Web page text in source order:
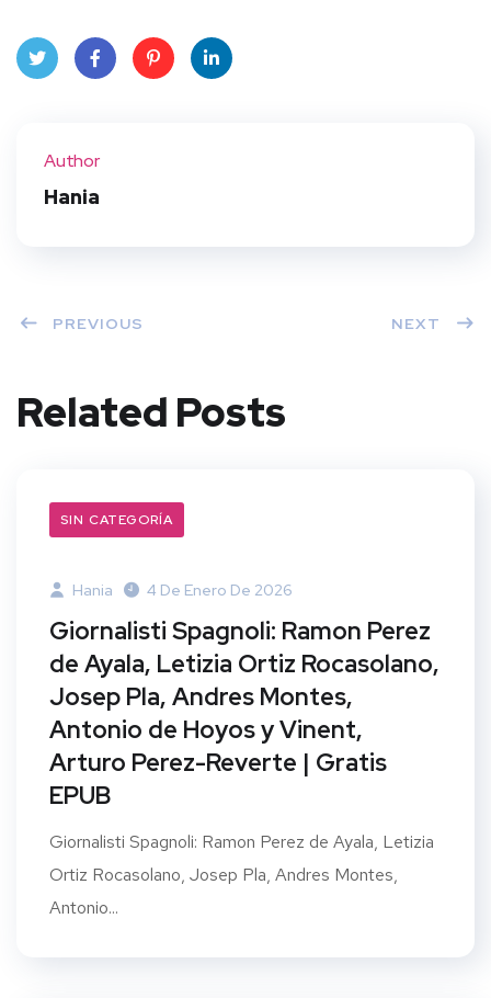
Author
Hania
PREVIOUS NEXT
Related Posts
SIN CATEGORÍA
Hania 4 De Enero De 2026
Giornalisti Spagnoli: Ramon Perez
de Ayala, Letizia Ortiz Rocasolano,
Josep Pla, Andres Montes,
Antonio de Hoyos y Vinent,
Arturo Perez-Reverte | Gratis
EPUB
Giornalisti Spagnoli: Ramon Perez de Ayala, Letizia
Ortiz Rocasolano, Josep Pla, Andres Montes,
Antonio...